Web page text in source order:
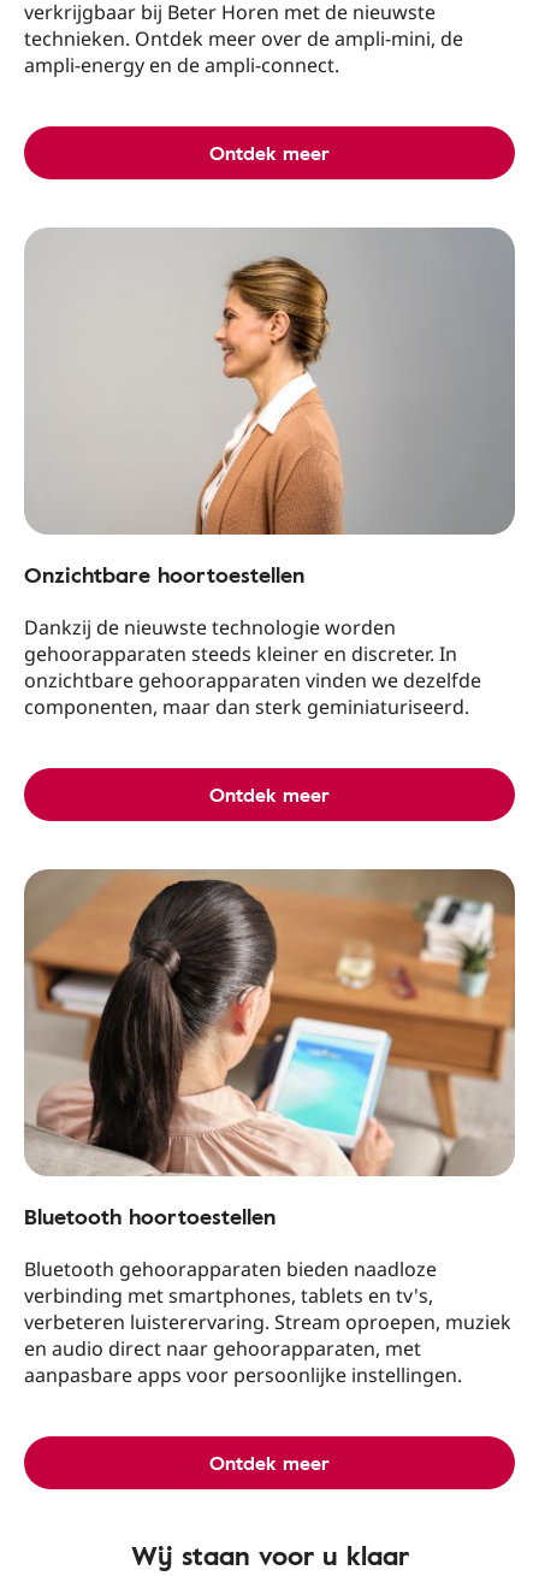
verkrijgbaar bij Beter Horen met de nieuwste
technieken. Ontdek meer over de ampli-mini, de
ampli-energy en de ampli-connect.
Ontdek meer
Onzichtbare hoortoestellen
Dankzij de nieuwste technologie worden
gehoorapparaten steeds kleiner en discreter. In
onzichtbare gehoorapparaten vinden we dezelfde
componenten, maar dan sterk geminiaturiseerd.
Ontdek meer
Bluetooth hoortoestellen
Bluetooth gehoorapparaten bieden naadloze
verbinding met smartphones, tablets en tv's,
verbeteren luisterervaring. Stream oproepen, muziek
en audio direct naar gehoorapparaten, met
aanpasbare apps voor persoonlijke instellingen.
Ontdek meer
Wij staan voor u klaar